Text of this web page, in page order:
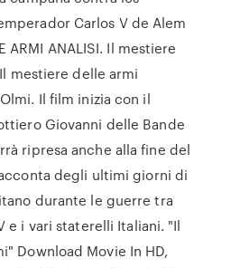
Carlos V de Alem
ARMI ANALISI. Il mestiere
mestiere delle armi
Il film inizia con il
Giovanni delle Bande
ripresa anche alla fine del
degli ultimi giorni di
durante le guerre tra
e i vari staterelli Italiani. "Il
Download Movie In HD,